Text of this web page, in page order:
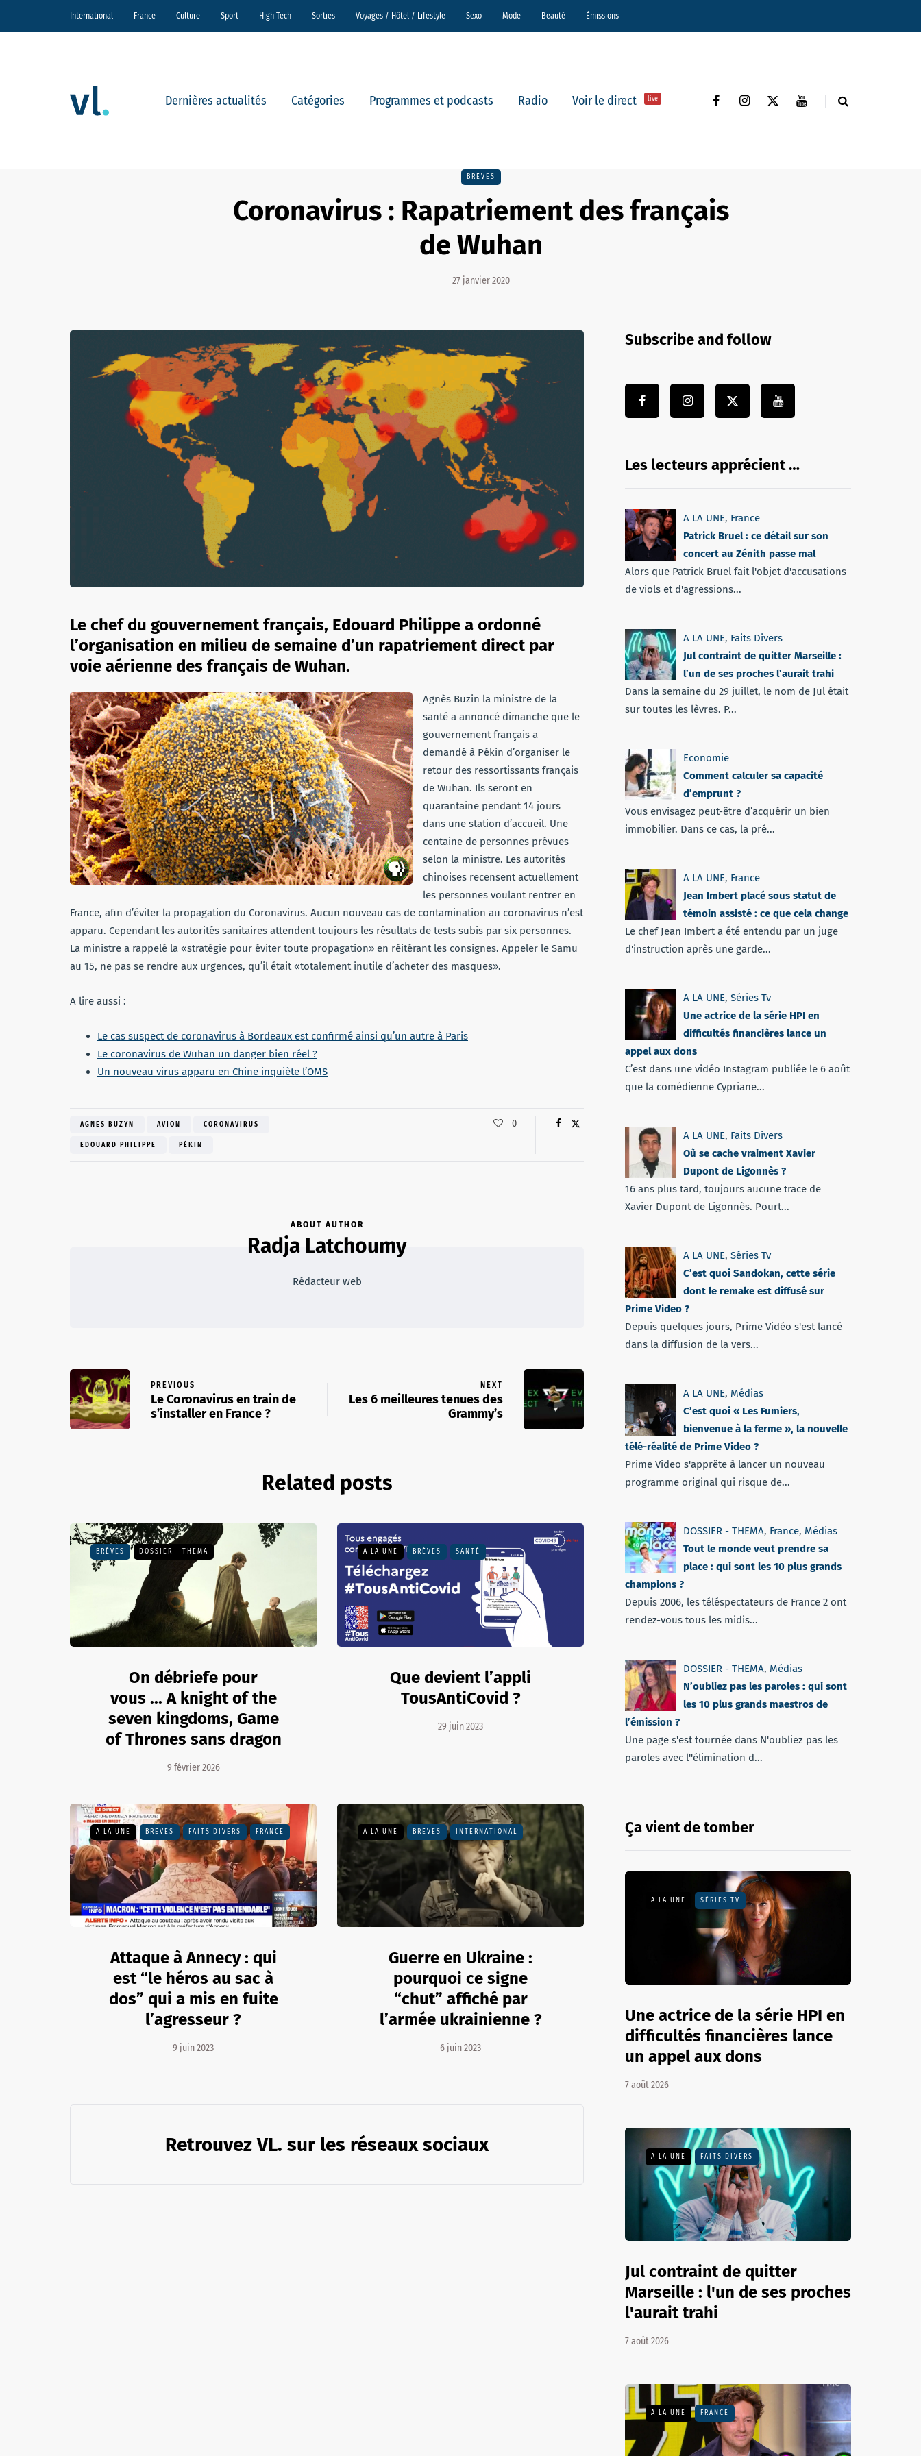
International France Culture Sport High Tech Sorties Voyages / Hôtel / Lifestyle Sexo Mode Beauté Émissions
Dernières actualités Catégories Programmes et podcasts Radio Voir le direct live
BRÈVES
Coronavirus : Rapatriement des français
de Wuhan
27 janvier 2020
Le chef du gouvernement français, Edouard Philippe a ordonné
l’organisation en milieu de semaine d’un rapatriement direct par
voie aérienne des français de Wuhan.
Agnès Buzin la ministre de la
santé a annoncé dimanche que le
gouvernement français a
demandé à Pékin d’organiser le
retour des ressortissants français
de Wuhan. Ils seront en
quarantaine pendant 14 jours
dans une station d’accueil. Une
centaine de personnes prévues
selon la ministre. Les autorités
chinoises recensent actuellement
les personnes voulant rentrer en
France, afin d’éviter la propagation du Coronavirus. Aucun nouveau cas de contamination au coronavirus n’est
apparu. Cependant les autorités sanitaires attendent toujours les résultats de tests subis par six personnes.
La ministre a rappelé la «stratégie pour éviter toute propagation» en réitérant les consignes. Appeler le Samu
au 15, ne pas se rendre aux urgences, qu’il était «totalement inutile d’acheter des masques».
A lire aussi :
Le cas suspect de coronavirus à Bordeaux est confirmé ainsi qu’un autre à Paris
Le coronavirus de Wuhan un danger bien réel ?
Un nouveau virus apparu en Chine inquiète l’OMS
AGNES BUZYN AVION CORONAVIRUS
EDOUARD PHILIPPE PÉKIN
0
ABOUT AUTHOR
Radja Latchoumy
Rédacteur web
PREVIOUS
Le Coronavirus en train de
s’installer en France ?
NEXT
Les 6 meilleures tenues des
Grammy’s
Related posts
BRÈVES DOSSIER - THEMA
On débriefe pour
vous ... A knight of the
seven kingdoms, Game
of Thrones sans dragon
9 février 2026
A LA UNE BRÈVES SANTÉ
Que devient l’appli
TousAntiCovid ?
29 juin 2023
A LA UNE BRÈVES FAITS DIVERS FRANCE
Attaque à Annecy : qui
est “le héros au sac à
dos” qui a mis en fuite
l’agresseur ?
9 juin 2023
A LA UNE BRÈVES INTERNATIONAL
Guerre en Ukraine :
pourquoi ce signe
“chut” affiché par
l’armée ukrainienne ?
6 juin 2023
Retrouvez VL. sur les réseaux sociaux
Subscribe and follow
Les lecteurs apprécient …
A LA UNE, France
Patrick Bruel : ce détail sur son
concert au Zénith passe mal
Alors que Patrick Bruel fait l'objet d'accusations
de viols et d'agressions...
A LA UNE, Faits Divers
Jul contraint de quitter Marseille :
l’un de ses proches l’aurait trahi
Dans la semaine du 29 juillet, le nom de Jul était
sur toutes les lèvres. P...
Economie
Comment calculer sa capacité
d’emprunt ?
Vous envisagez peut-être d’acquérir un bien
immobilier. Dans ce cas, la pré...
A LA UNE, France
Jean Imbert placé sous statut de
témoin assisté : ce que cela change
Le chef Jean Imbert a été entendu par un juge
d'instruction après une garde...
A LA UNE, Séries Tv
Une actrice de la série HPI en
difficultés financières lance un
appel aux dons
C’est dans une vidéo Instagram publiée le 6 août
que la comédienne Cypriane...
A LA UNE, Faits Divers
Où se cache vraiment Xavier
Dupont de Ligonnès ?
16 ans plus tard, toujours aucune trace de
Xavier Dupont de Ligonnès. Pourt...
A LA UNE, Séries Tv
C’est quoi Sandokan, cette série
dont le remake est diffusé sur
Prime Video ?
Depuis quelques jours, Prime Vidéo s'est lancé
dans la diffusion de la vers...
A LA UNE, Médias
C’est quoi « Les Fumiers,
bienvenue à la ferme », la nouvelle
télé-réalité de Prime Video ?
Prime Video s'apprête à lancer un nouveau
programme original qui risque de...
DOSSIER - THEMA, France, Médias
Tout le monde veut prendre sa
place : qui sont les 10 plus grands
champions ?
Depuis 2006, les téléspectateurs de France 2 ont
rendez-vous tous les midis...
DOSSIER - THEMA, Médias
N’oubliez pas les paroles : qui sont
les 10 plus grands maestros de
l’émission ?
Une page s'est tournée dans N'oubliez pas les
paroles avec l''élimination d...
Ça vient de tomber
A LA UNE SÉRIES TV
Une actrice de la série HPI en
difficultés financières lance
un appel aux dons
7 août 2026
A LA UNE FAITS DIVERS
Jul contraint de quitter
Marseille : l'un de ses proches
l'aurait trahi
7 août 2026
A LA UNE FRANCE